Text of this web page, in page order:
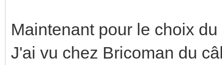
Maintenant pour le choix
J'ai vu chez Bricoman du